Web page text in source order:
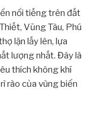
nổi tiếng trên đất
Vũng Tàu, Phú
lặn lấy lên, lựa
lượng nhất. Đây là
thích không khí
rào của vùng biển